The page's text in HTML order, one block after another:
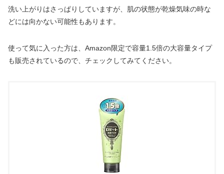
洗い上がりはさっぱりしていますが、肌の状態が乾燥気味の時な
どには向かない可能性もあります。
使って気に入った方は、Amazon限定で容量1.5倍の大容量タイプ
も販売されているので、チェックしてみてください。